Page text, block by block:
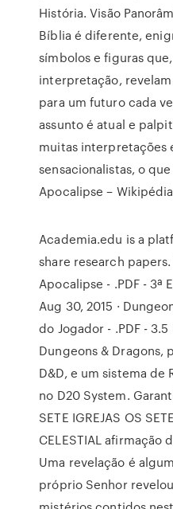
História. Visão
Bíblia é diferente,
símbolos e figuras
interpretação,
para um futuro cada
assunto é atual e
muitas interpretações
sensacionalistas, o
Apocalipse –
Academia.edu is a
share research
Apocalipse - .PDF - 3ª
Aug 30, 2015 ·
do Jogador - .PDF - 3.5
Dungeons & Dragons,
D&D, e um sistema de
no D20 System.
SETE IGREJAS OS
CELESTIAL afirmação
Uma revelação é
próprio Senhor